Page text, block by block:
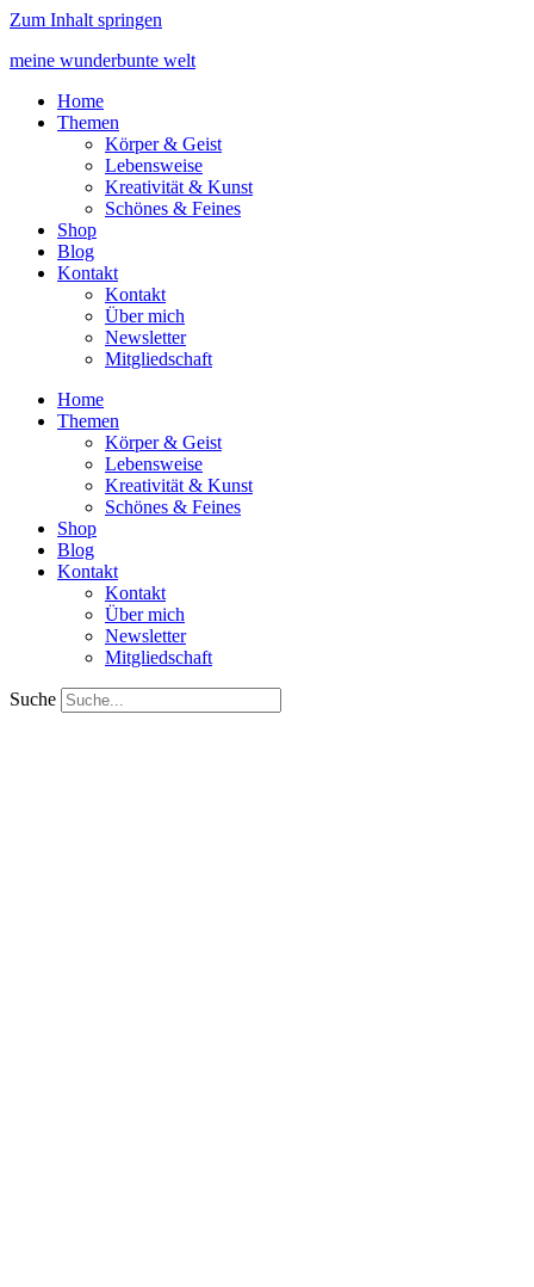
Zum Inhalt springen
meine wunderbunte welt
Home
Themen
Körper & Geist
Lebensweise
Kreativität & Kunst
Schönes & Feines
Shop
Blog
Kontakt
Kontakt
Über mich
Newsletter
Mitgliedschaft
Home
Themen
Körper & Geist
Lebensweise
Kreativität & Kunst
Schönes & Feines
Shop
Blog
Kontakt
Kontakt
Über mich
Newsletter
Mitgliedschaft
Suche